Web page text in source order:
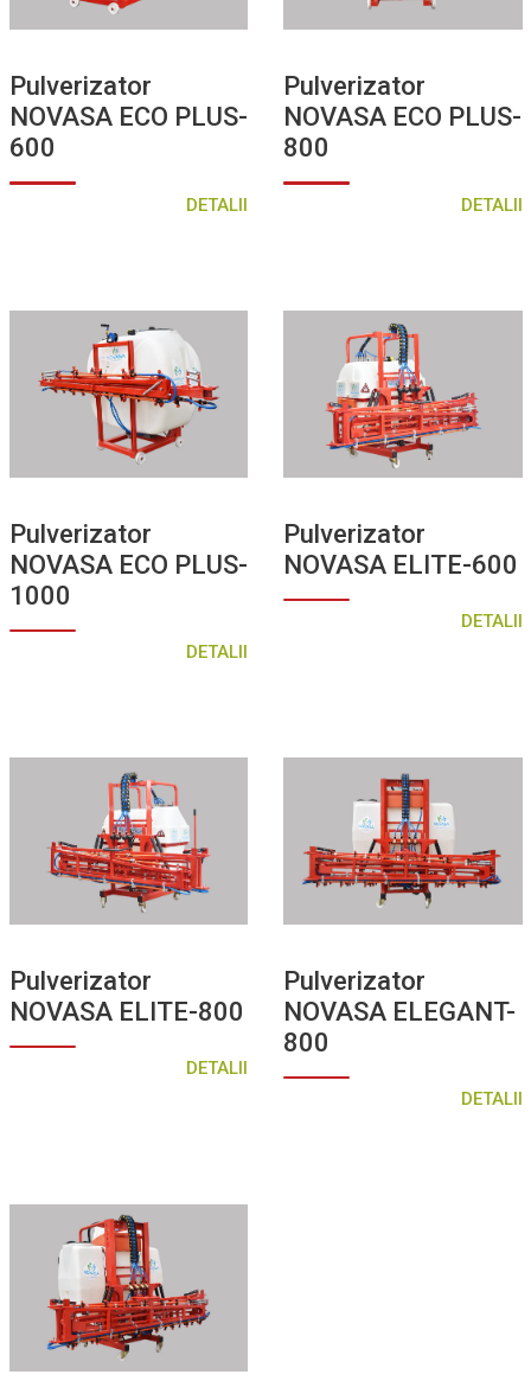
Pulverizator
NOVASA ECO PLUS-
600
DETALII
Pulverizator
NOVASA ECO PLUS-
800
DETALII
Pulverizator
NOVASA ECO PLUS-
1000
DETALII
Pulverizator
NOVASA ELITE-600
DETALII
Pulverizator
NOVASA ELITE-800
DETALII
Pulverizator
NOVASA ELEGANT-
800
DETALII